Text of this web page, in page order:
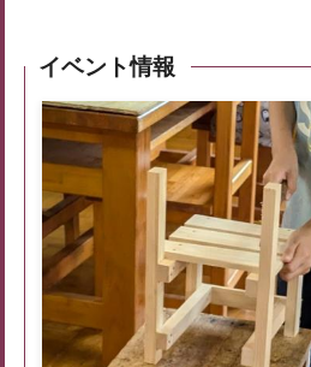
イベント情報